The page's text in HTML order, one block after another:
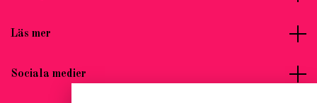
Läs mer
Sociala medier